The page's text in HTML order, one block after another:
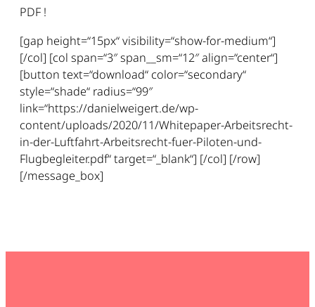
PDF !
[gap height=“15px“ visibility=“show-for-medium“]
[/col] [col span=“3″ span__sm=“12″ align=“center“]
[button text=“download“ color=“secondary“
style=“shade“ radius=“99″
link=“https://danielweigert.de/wp-
content/uploads/2020/11/Whitepaper-Arbeitsrecht-
in-der-Luftfahrt-Arbeitsrecht-fuer-Piloten-und-
Flugbegleiter.pdf“ target=“_blank“] [/col] [/row]
[/message_box]